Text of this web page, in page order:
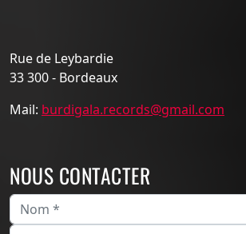
Rue de Leybardie
33 300 - Bordeaux
Mail: burdigala.records@gmail.com
NOUS CONTACTER